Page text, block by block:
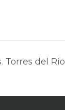
Torres del Río